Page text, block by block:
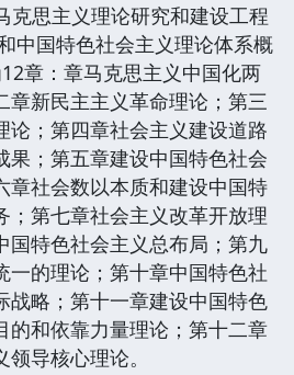
思主义理论研究和建设工程
中国特色社会主义理论体系概
章：章马克思主义中国化两
章新民主主义革命理论；第三
论；第四章社会主义建设道路
果；第五章建设中国特色社会
章社会数以本质和建设中国特
；第七章社会主义改革开放理
国特色社会主义总布局；第九
一的理论；第十章中国特色社
战略；第十一章建设中国特色
的和依靠力量理论；第十二章
导核心理论。